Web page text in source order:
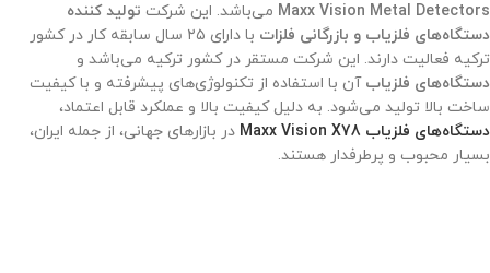
Maxx Vision Metal Detectors می‌باشد. این شرکت تولید کننده
دستگاه‌های فلزیاب و بازرگانی فلزات
با دارای ۲۵ سال سابقه کار در کشور
ترکیه فعالیت دارند. این شرکت مستقر در کشور ترکیه می‌باشد و
دستگاه‌های فلزیاب آن با استفاده از تکنولوژی‌های پیشرفته و با کیفیت
ساخت بالا تولید می‌شود. به دلیل کیفیت بالا و عملکرد قابل اعتماد،
دستگاه‌های فلزیاب Maxx Vision X78
در بازارهای جهانی، از جمله ایران،
بسیار محبوب و پرطرفدار هستند.